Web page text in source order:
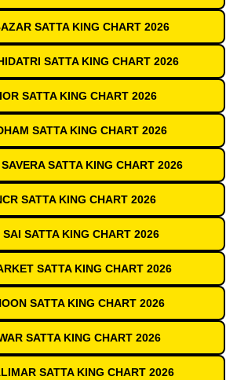
SATTA KING CHART 2026
SATTA KING CHART 2026
SATTA KING CHART 2026
SATTA KING CHART 2026
SATTA KING CHART 2026
SATTA KING CHART 2026
SAI SATTA KING CHART 2026
SATTA KING CHART 2026
SATTA KING CHART 2026
SATTA KING CHART 2026
SATTA KING CHART 2026